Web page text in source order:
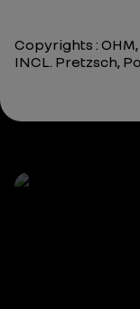
Copyrights :
INCL. Pretzsch,